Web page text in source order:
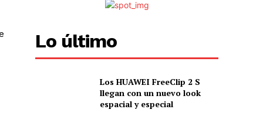
Lo último
Los HUAWEI FreeClip 2 S
llegan con un nuevo look
espacial y especial